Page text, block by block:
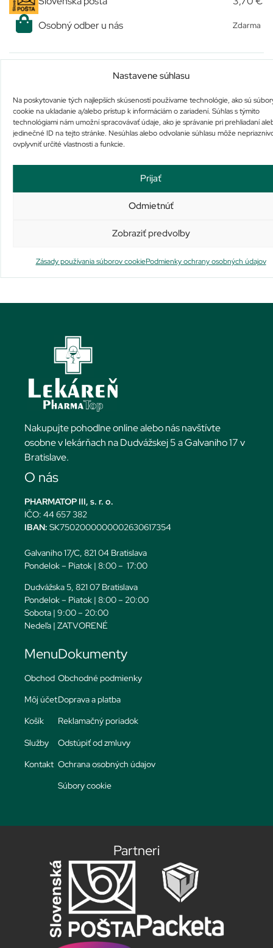
Nastavene súhlasu
Na poskytovanie tých najlepších skúseností používame technológie, ako sú
cookie na ukladanie a/alebo prístup k informáciám o zariadení. Súhlas s týmito
technológiami nám umožní spracovávať údaje, ako je správanie pri prehliadaní
jedinečné ID na tejto stránke. Nesúhlas alebo odvolanie súhlasu môže
ovplyvniť určité vlastnosti a funkcie.
Prijať
Odmietnúť
Zobraziť predvoľby
Zásady používania súborov cookiePodmienky ochrany osobných údajov
Osobný odber u nás
Zdarma
Podobné produkty
ALPECIN Energizer Coffein
Shampoo C1
6,99€
Nakupujte pohodlne online alebo nás navštívte
osobne v lekárňach na Dudvážskej 5 a Galvaniho 17 v
Bratislave.
O nás
PHARMATOP III, s. r. o.
IČO: 44 657 382
IBAN: SK7502000000002630617354
Galvaniho 17/C, 821 04 Bratislava
Pondelok – Piatok | 8:00 – 17:00
Dudvážska 5, 821 07 Bratislava
Pondelok – Piatok | 8:00 – 20:00
Sobota | 9:00 – 20:00
Nedeľa | ZATVORENÉ
Menu
Obchod
Môj účet
Košík
Služby
Kontakt
Dokumenty
Obchodné podmienky
Doprava a platba
Reklamačný poriadok
Odstúpiť od zmluvy
Ochrana osobných údajov
Súbory cookie
Partneri